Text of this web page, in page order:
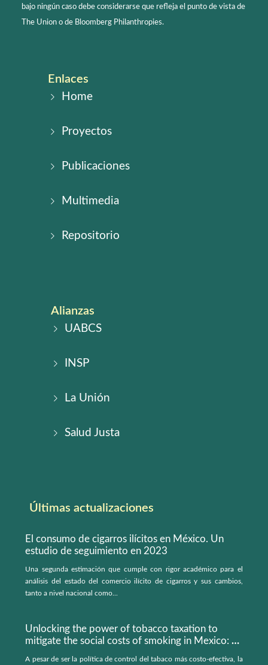
bajo ningún caso debe considerarse que refleja el punto de vista de
The Union o de Bloomberg Philanthropies.
Enlaces
Home
Proyectos
Publicaciones
Multimedia
Repositorio
Alianzas
UABCS
INSP
La Unión
Salud Justa
Últimas actualizaciones
El consumo de cigarros ilícitos en México. Un
estudio de seguimiento en 2023
Una segunda estimación que cumple con rigor académico para el
análisis del estado del comercio ilícito de cigarros y sus cambios,
tanto a nivel nacional como...
Unlocking the power of tobacco taxation to
mitigate the social costs of smoking in Mexico: a
A pesar de ser la política de control del tabaco más costo-efectiva, la